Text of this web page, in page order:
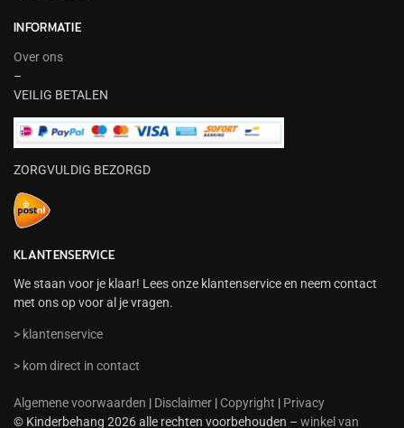
INFORMATIE
Over ons
–
VEILIG BETALEN
ZORGVULDIG BEZORGD
KLANTENSERVICE
We staan voor je klaar! Lees onze klantenservice en neem contact
met ons op voor al je vragen.
> klantenservice
> kom direct in contact
Algemene voorwaarden | Disclaimer | Copyright | Privacy
© Kinderbehang 2026 alle rechten voorbehouden – winkel van